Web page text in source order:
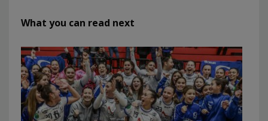
What you can read next